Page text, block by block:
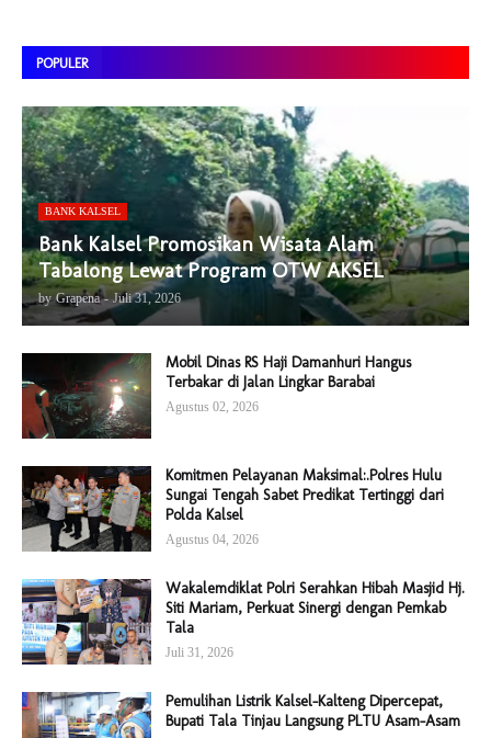
POPULER
BANK KALSEL
Bank Kalsel Promosikan Wisata Alam
Tabalong Lewat Program OTW AKSEL
by Grapena - Juli 31, 2026
Mobil Dinas RS Haji Damanhuri Hangus
Terbakar di Jalan Lingkar Barabai
Agustus 02, 2026
Komitmen Pelayanan Maksimal:.Polres Hulu
Sungai Tengah Sabet Predikat Tertinggi dari
Polda Kalsel
Agustus 04, 2026
Wakalemdiklat Polri Serahkan Hibah Masjid Hj.
Siti Mariam, Perkuat Sinergi dengan Pemkab
Tala
Juli 31, 2026
Pemulihan Listrik Kalsel-Kalteng Dipercepat,
Bupati Tala Tinjau Langsung PLTU Asam-Asam